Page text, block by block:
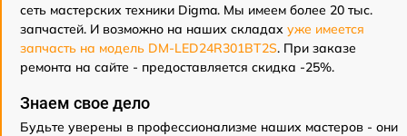
сеть мастерских техники Digma. Мы имеем более 20 тыс.
запчастей. И возможно на наших складах уже имеется
запчасть на модель DM-LED24R301BT2S. При заказе
ремонта на сайте - предоставляется скидка -25%.
Знаем свое дело
Будьте уверены в профессионализме наших мастеров - они